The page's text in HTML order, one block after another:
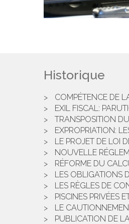
Historique
COMPÉTENCE DE
EXIL FISCAL:
TRANSPOSITION
EXPROPRIATION:
LE PROJET DE LOI
NOUVELLE
RÉFORME DU
LES OBLIGATIONS
LES RÈGLES DE
PISCINES PRIVÉES
LE
PUBLICATION DE